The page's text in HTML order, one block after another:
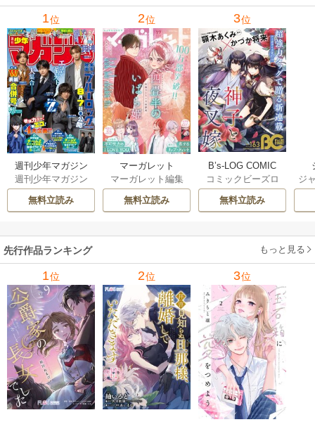
1位
週刊少年マガジン
週刊少年マガジン
編集部
無料立読み
2位
マーガレット
マーガレット編集
部
無料立読み
3位
B’s-LOG COMIC
コミックビーズロ
グ編集部
無料立読み
ジ
先行作品ランキング もっと見る
1位 2位 3位